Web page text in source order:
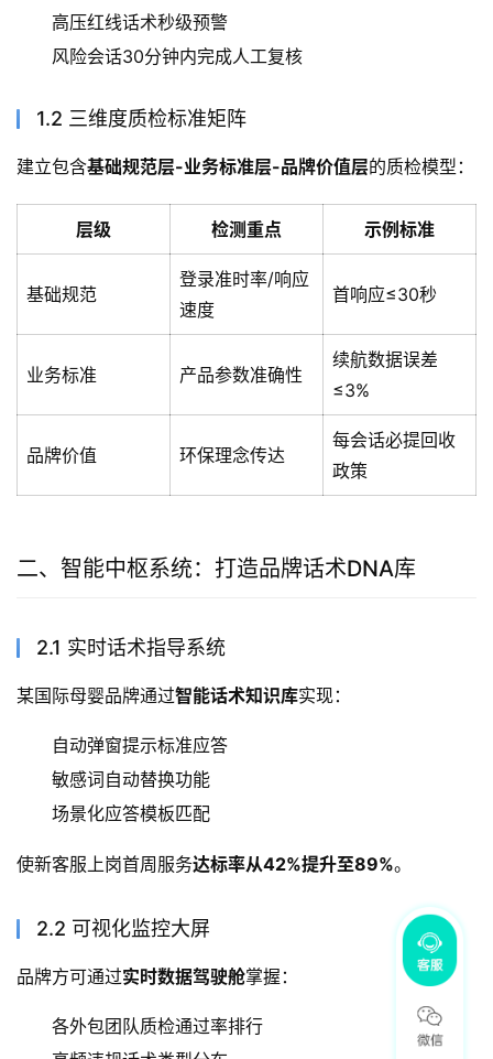
高压红线话术秒级预警
风险会话30分钟内完成人工复核
1.2 三维度质检标准矩阵
建立包含基础规范层-业务标准层-品牌价值层的质检模型：
层级 检测重点 示例标准
基础规范
登录准时率/响应
速度
首响应≤30秒
业务标准 产品参数准确性
续航数据误差
≤3%
品牌价值 环保理念传达
每会话必提回收
政策
二、智能中枢系统：打造品牌话术DNA库
2.1 实时话术指导系统
某国际母婴品牌通过智能话术知识库实现：
自动弹窗提示标准应答
敏感词自动替换功能
场景化应答模板匹配
使新客服上岗首周服务达标率从42%提升至89%。
2.2 可视化监控大屏
品牌方可通过实时数据驾驶舱掌握：
各外包团队质检通过率排行